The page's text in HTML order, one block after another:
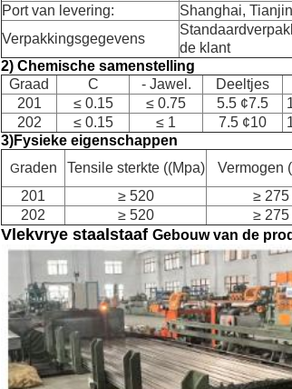
Port van levering:
Shanghai,
Verpakkingsgegevens
de klant
2) Chemische samenstelling
Graad
C - Jawel. Deeltjes
201
≤ 0.15 ≤ 0.75 5.5 ¢7.5
202
≤ 0.15 ≤ 1 7.5 ¢10
3)Fysieke eigenschappen
Graden Tensile sterkte ((Mpa) Vermogen
201
≥ 520 ≥ 275
202
≥ 520 ≥ 275
Vlekvrye staalstaaf Gebouw van de